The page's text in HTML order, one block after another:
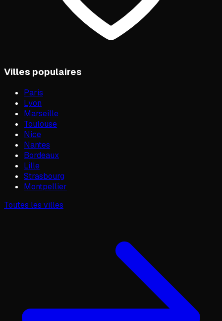
Villes populaires
Paris
Lyon
Marseille
Toulouse
Nice
Nantes
Bordeaux
Lille
Strasbourg
Montpellier
Toutes les villes